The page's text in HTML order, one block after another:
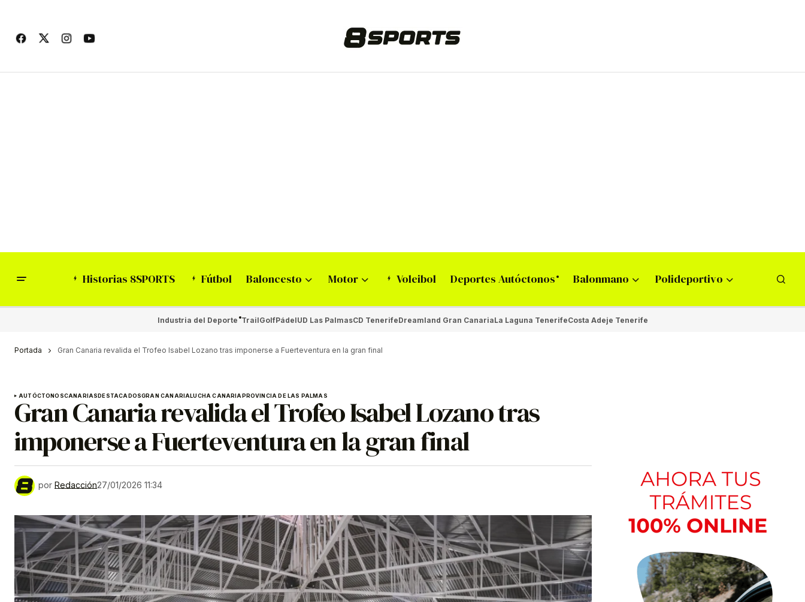
Historias 8SPORTS Fútbol Baloncesto Motor Voleibol Deportes Autóctonos Balonmano Polideportivo
Industria del Deporte TrailGolfPádelUD Las PalmasCD TenerifeDreamland Gran CanariaLa Laguna TenerifeCosta Adeje Tenerife
Portada Gran Canaria revalida el Trofeo Isabel Lozano tras imponerse a Fuerteventura en la gran final
AUTÓCTONOSCANARIASDESTACADOSGRAN CANARIALUCHA CANARIAPROVINCIA DE LAS PALMAS
Gran Canaria revalida el Trofeo Isabel Lozano tras
imponerse a Fuerteventura en la gran final
por Redacción27/01/2026 11:34